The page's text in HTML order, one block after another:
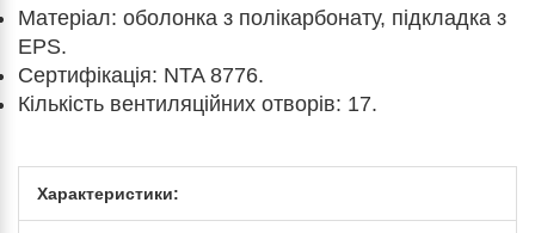
Матеріал: оболонка з полікарбонату, підкладка з
EPS.
Сертифікація: NTA 8776.
Кількість вентиляційних отворів: 17.
Характеристики: